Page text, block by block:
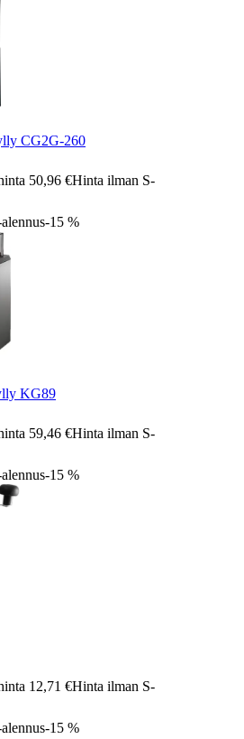
CG2G-260
50,96 €Hinta ilman S-
-15 %
KG89
59,46 €Hinta ilman S-
-15 %
12,71 €Hinta ilman S-
-15 %